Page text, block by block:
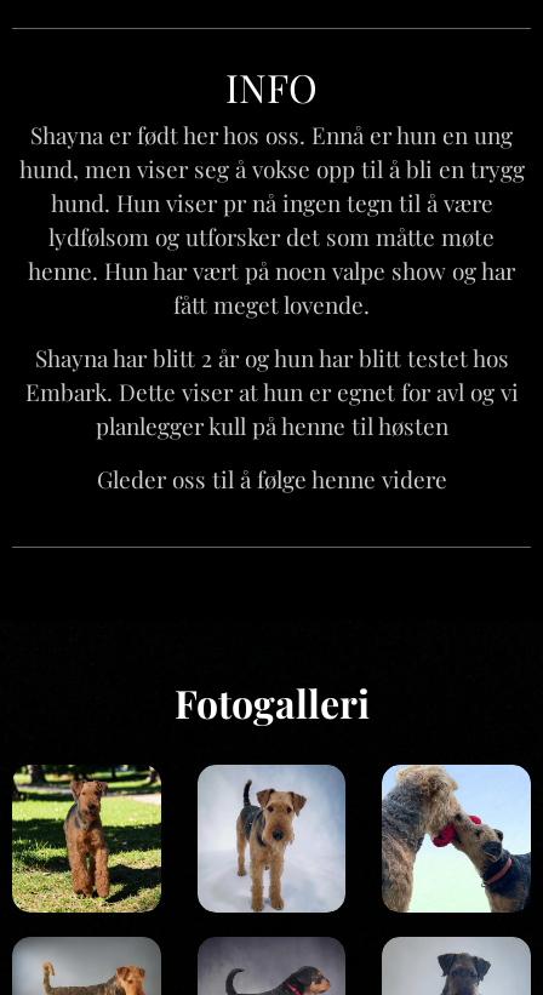
INFO
Shayna er født her hos oss. Ennå er hun en ung
hund, men viser seg å vokse opp til å bli en trygg
hund. Hun viser pr nå ingen tegn til å være
lydfølsom og utforsker det som måtte møte
henne. Hun har vært på noen valpe show og har
fått meget lovende.
Shayna har blitt 2 år og hun har blitt testet hos
Embark. Dette viser at hun er egnet for avl og vi
planlegger kull på henne til høsten
Gleder oss til å følge henne videre
Fotogalleri